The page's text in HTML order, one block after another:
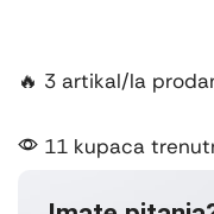
🔥 3 artikal/la
11 kupaca